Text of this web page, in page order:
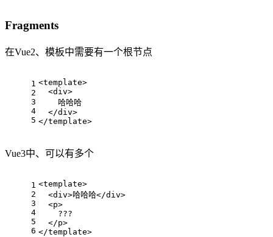
Fragments
在Vue2、模板中需要有一个根节点
1
2
3
4
5
<template>
<div>
    哈哈哈
</div>
</template>
Vue3中、可以有多个
1
2
3
4
5
6
<template>
<div>哈哈哈</div>
<p>
    ???
</p>
</template>